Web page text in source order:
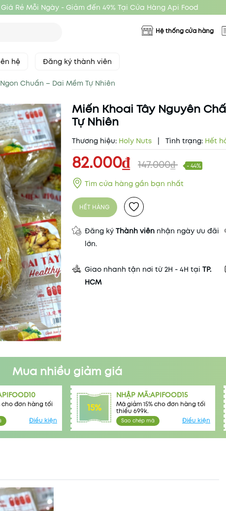
Rẻ Mỗi Ngày - Giảm đến 49% Tại Cửa Hàng Api Food
Hệ thống cửa hàng
hệ Đăng ký thành viên
Chuẩn – Dai Mềm Tự Nhiên
Miến Khoai Tây Nguyên
Tự Nhiên
Thương hiệu: Holy Nuts Tình trạng: Hết
82.000₫ 147.000₫ - 44%
Tìm cửa hàng gần bạn nhất
HẾT HÀNG
Đăng ký Thành viênnhận ngày ưu đãi
lớn.
Giao nhanh tận nơi từ 2H - 4H tạiTP.
HCM
Mua nhiều giảm giá
cho đơn hàng tối
Điều kiện
15%
NHẬP MÃ:APIFOOD15
Mã giảm 15% cho đơn hàng tối
thiểu 699k.
Sao chép mã Điều kiện